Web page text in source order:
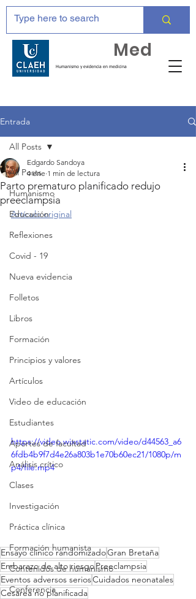
Humanismo y evidencia en medicina
Med
Entrada
All Posts
Humanismo
Educación
Reflexiones
Covid - 19
Nueva evidencia
Folletos
Libros
Formación
Principios y valores
Artículos
Video de educación
Estudiantes
Aportes de facultad
Análisis crítico
Clases
Investigación
Práctica clínica
Formación humanista
Contenidos de humanismo
Conferencia
All Posts
Parto prematuro planificado redujo
preeclampsia
Edgardo Sandoya
4 ene 1 min de lectura
Artículo original
https://video.wixstatic.com/video/d44563_a6
6fdb4b9f7d4e26a803b1e70b60ec21/1080p/m
p4/file.mp4
Ensayo clínico randomizadoGran Bretaña
Embarazo de alto riesgoPreeclampsia
Eventos adversos seriosCuidados neonatales
Cesárea no planificada